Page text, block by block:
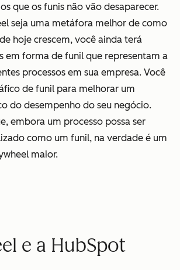
que os funis não vão desaparecer.
seja uma metáfora melhor de como
hoje crescem, você ainda terá
em forma de funil que representam a
processos em sua empresa. Você
de funil para melhorar um
do desempenho do seu negócio.
embora um processo possa ser
como um funil, na verdade é um
maior.
e a HubSpot